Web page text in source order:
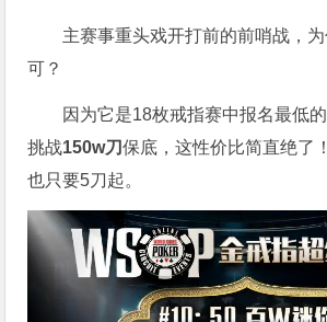
主赛事重头戏开打前的前哨战，
可？
因为它是18枚戒指赛中报名最低
挑战150w刀保底，这性价比简直绝了
也只要5刀起。